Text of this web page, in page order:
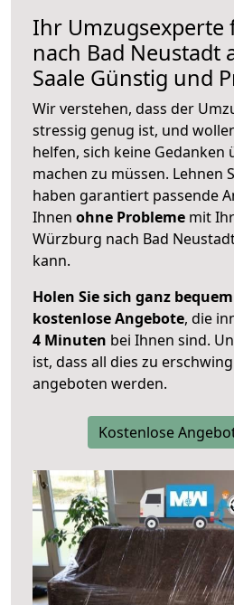
Ihr Umzugsexperte
nach Bad Neustadt
Saale Günstig und
Wir verstehen, dass der
stressig genug ist, und
helfen, sich keine Gedanken
machen zu müssen. Lehnen
haben garantiert passende
Ihnen ohne Probleme mit
Würzburg nach Bad
kann.
Holen Sie sich ganz
kostenlose Angebote, die
4 Minuten bei Ihnen sind.
ist, dass all dies zu
angeboten werden.
Kostenlose